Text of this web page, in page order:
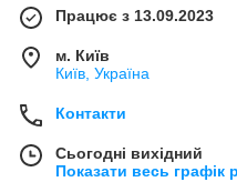
Працює з 13.09.2023
м. Київ
Київ, Україна
Контакти
Сьогодні вихідний
Показати весь графік